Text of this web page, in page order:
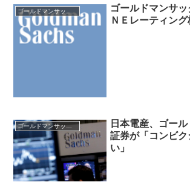
ゴールドマンサッ
ＮＥレーティン
ゴールドマンサックス証券
日本電産、ゴー
証券が「コンビ
い」